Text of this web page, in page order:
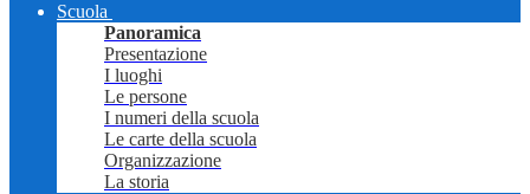
Scuola
Panoramica
Presentazione
I luoghi
Le persone
I numeri della scuola
Le carte della scuola
Organizzazione
La storia